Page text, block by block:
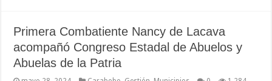
Primera Combatiente Nancy de Lacava
acompañó Congreso Estadal de Abuelos y
Abuelas de la Patria